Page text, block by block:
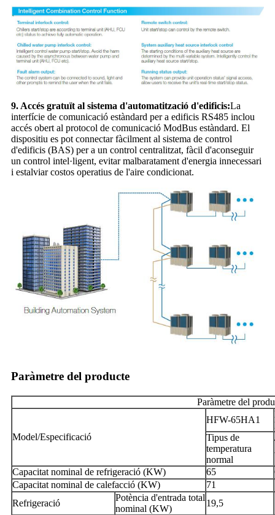
9. Accés gratuït al sistema d'automatització d'edificis:La
interfície de comunicació estàndard per a edificis RS485 inclou
accés obert al protocol de comunicació ModBus estàndard. El
dispositiu es pot connectar fàcilment al sistema de control
d'edificis (BAS) per a un control centralitzat, fàcil d'aconseguir
un control intel·ligent, evitar malbaratament d'energia innecessari
i estalviar costos operatius de l'aire condicionat.
Paràmetre del producte
Paràmetre del
Model/Especificació
HFW-65HA1
Tipus de
temperatura
normal
Capacitat nominal de refrigeració (KW)
65
Capacitat nominal de calefacció (KW)
71
Refrigeració
Potència d'entrada total
nominal (KW)
19,5